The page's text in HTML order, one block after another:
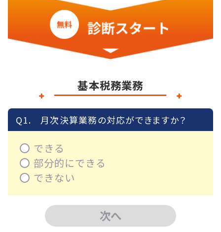
基本税務業務
Q1. 月次決算業務の対応ができますか？
できる
部分的にできる
できない
次へ